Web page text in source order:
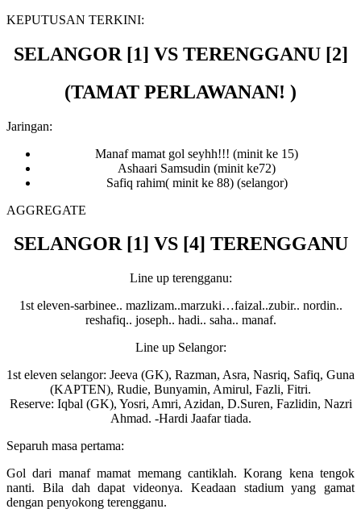
KEPUTUSAN TERKINI:
SELANGOR [1] VS TERENGGANU [2]
(TAMAT PERLAWANAN! )
Jaringan:
Manaf mamat gol seyhh!!! (minit ke 15)
Ashaari Samsudin (minit ke72)
Safiq rahim( minit ke 88) (selangor)
AGGREGATE
SELANGOR [1] VS [4] TERENGGANU
Line up terengganu:
1st eleven-sarbinee.. mazlizam..marzuki…faizal..zubir.. nordin..
reshafiq.. joseph.. hadi.. saha.. manaf.
Line up Selangor:
1st eleven selangor: Jeeva (GK), Razman, Asra, Nasriq, Safiq, Guna
(KAPTEN), Rudie, Bunyamin, Amirul, Fazli, Fitri.
Reserve: Iqbal (GK), Yosri, Amri, Azidan, D.Suren, Fazlidin, Nazri
Ahmad. -Hardi Jaafar tiada.
Separuh masa pertama:
Gol dari manaf mamat memang cantiklah. Korang kena tengok
nanti. Bila dah dapat videonya. Keadaan stadium yang gamat
dengan penyokong terengganu.